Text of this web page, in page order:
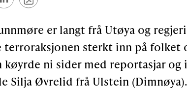
Podkast
er langt frå Utøya og
terroraksjonen sterkt inn på folket
køyrde ni sider med reportasjar
Silja Øvrelid frå Ulstein